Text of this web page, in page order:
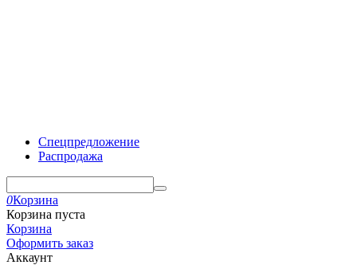
Спецпредложение
Распродажа
0Корзина
Корзина пуста
Корзина
Оформить заказ
Аккаунт